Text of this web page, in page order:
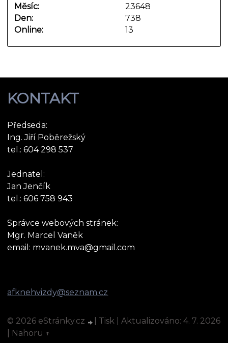
Online: 13
Měsíc:
23648
Den:
738
KONTAKT
Předseda:
Ing. Jiří Poběrežský
tel.: 604 298 537
Jednatel:
Jan Jenčík
tel.: 606 758 943
Správce webových stránek:
Mgr. Marcel Vaněk
email: mvanek.mva@gmail.com
afknehvizdy@seznam.cz
© 2026 eStránky.cz Tisk |Aktualizováno: 4. 7. 2026
Nahoru ↑